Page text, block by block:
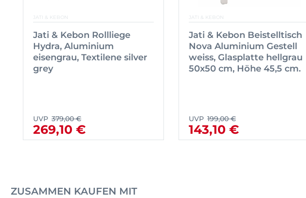
JATI & KEBON
Jati & Kebon Rollliege
Hydra, Aluminium
eisengrau, Textilene silver
grey
UVP 379,00 €
269,10 €
JATI & KEBON
Jati & Kebon Beistelltisch
Nova Aluminium Gestell
weiss, Glasplatte hellgrau
50x50 cm, Höhe 45,5 cm.
UVP 199,00 €
143,10 €
ZUSAMMEN KAUFEN MIT